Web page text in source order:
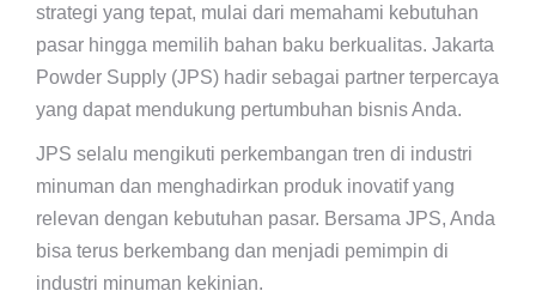
strategi yang tepat, mulai dari memahami kebutuhan
pasar hingga memilih bahan baku berkualitas. Jakarta
Powder Supply (JPS) hadir sebagai partner terpercaya
yang dapat mendukung pertumbuhan bisnis Anda.
JPS selalu mengikuti perkembangan tren di industri
minuman dan menghadirkan produk inovatif yang
relevan dengan kebutuhan pasar. Bersama JPS, Anda
bisa terus berkembang dan menjadi pemimpin di
industri minuman kekinian.